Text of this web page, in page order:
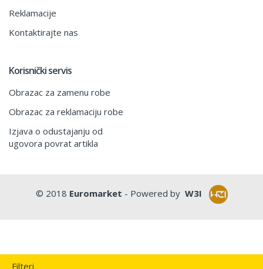
Filteri
Reklamacije
Kontaktirajte nas
Korisnički servis
Obrazac za zamenu robe
Obrazac za reklamaciju robe
Izjava o odustajanju od
ugovora povrat artikla
© 2018 Euromarket - Powered by W3I